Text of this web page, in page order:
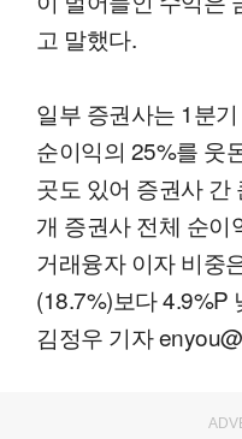
고 말했다.
일부 증권사는 1분
순이익의 25%를 웃
곳도 있어 증권사 간
개 증권사 전체 순이
거래융자 이자 비중
(18.7%)보다 4.9%P
김정우 기자